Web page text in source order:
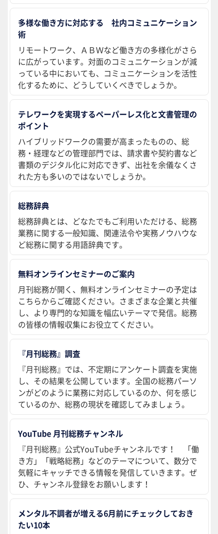
多様な働き方に対応する 社内コミュニケーション
術
リモートワーク、ＡＢＷなど働き方の多様化がさら
に広がっています。対面のコミュニケーションが減
っている中においても、コミュニケーションを活性
化するために、どうしていくべきでしょうか。
テレワークを実現するペーパーレス化と文書管理の
ポイント
ハイブリッドワークの需要が高まったものの、総
務・経理などの管理部門では、請求書や契約書など
書類のデジタル化に対応できず、出社を余儀なくさ
れた方も多いのではないでしょうか。
総務辞典
総務辞典とは、どなたでもご利用いただける、総務
業務に関する一般知識、関連法令や実務ノウハウな
ど総務に関する用語辞典です。
無料オンラインセミナーのご案内
月刊総務が開く、無料オンラインセミナーの予定は
こちらからご確認ください。さまざまな企業と共催
し、より専門的な知識を幅広いテーマで発信。総務
の皆様の情報収集にお役立てください。
『月刊総務』調査
『月刊総務』では、不定期にアンケート調査を実施
し、その結果を公開しています。全国の総務パーソ
ンがどのように業務に対応しているのか、何を感じ
ているのか、総務の現状を確認してみましょう。
YouTube 月刊総務チャンネル
『月刊総務』公式YouTubeチャンネルです！ 「働
き方」「戦略総務」などのテーマについて、数分で
気軽にキャッチできる情報を発信していきます。ぜ
ひ、チャンネル登録をお願いします！
メンタル不調者が増える6月前にチェックしておき
たい10本